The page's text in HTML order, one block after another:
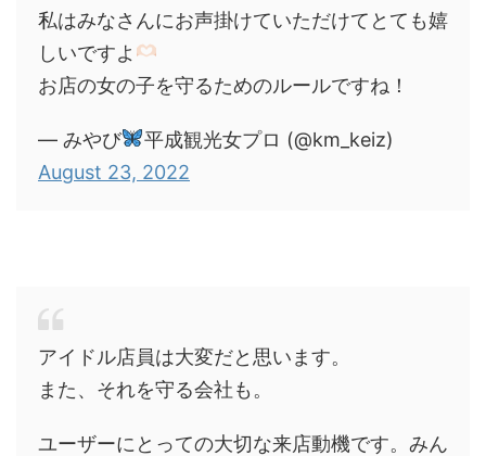
私はみなさんにお声掛けていただけてとても嬉
しいですよ
お店の女の子を守るためのルールですね！
— みやび
平成観光女プロ (@km_keiz)
August 23, 2022
アイドル店員は大変だと思います。
また、それを守る会社も。
ユーザーにとっての大切な来店動機です。みん